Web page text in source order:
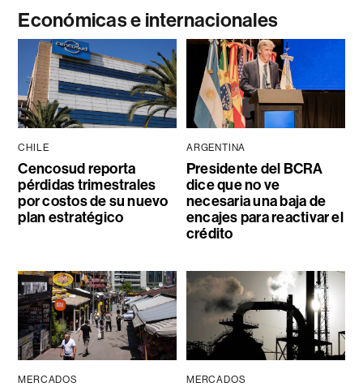
Económicas e internacionales
CHILE
Cencosud reporta
pérdidas trimestrales
por costos de su nuevo
plan estratégico
ARGENTINA
Presidente del BCRA
dice que no ve
necesaria una baja de
encajes para reactivar el
crédito
MERCADOS MERCADOS